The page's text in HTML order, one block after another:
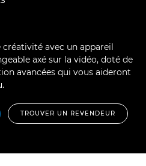
créativité avec un appareil
axé sur la vidéo, doté de
avancées qui vous aideront
TROUVER UN REVENDEUR